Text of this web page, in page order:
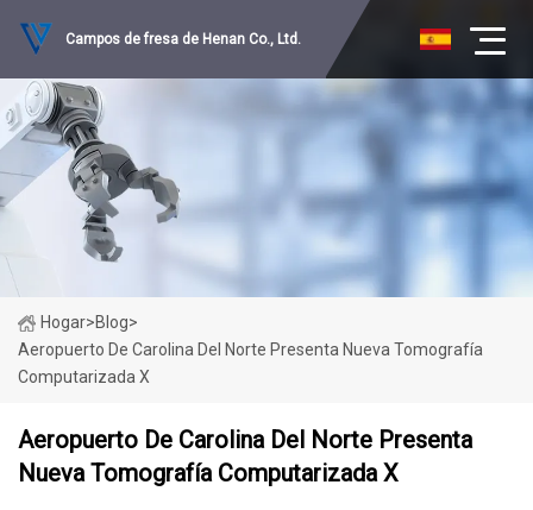
Campos de fresa de Henan Co., Ltd.
Hogar>Blog>
Aeropuerto De Carolina Del Norte Presenta Nueva Tomografía
Computarizada X
Aeropuerto De Carolina Del Norte Presenta
Nueva Tomografía Computarizada X